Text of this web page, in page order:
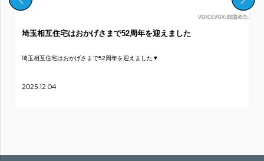
埼玉相互住宅はおかげさまで52周年を迎えました
埼玉相互住宅はおかげさまで52周年を迎えました▼
2025.12.04